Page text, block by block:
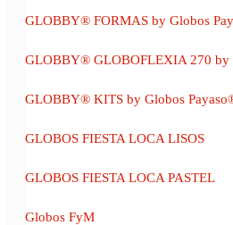
GLOBBY® FORMAS by Globos
GLOBBY® GLOBOFLEXIA 270 by
GLOBBY® KITS by Globos
GLOBOS FIESTA LOCA LISOS
GLOBOS FIESTA LOCA PASTEL
Globos FyM